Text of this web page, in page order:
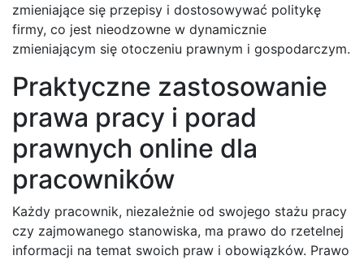
zmieniające się przepisy i dostosowywać politykę
firmy, co jest nieodzowne w dynamicznie
zmieniającym się otoczeniu prawnym i gospodarczym.
Praktyczne zastosowanie
prawa pracy i porad
prawnych online dla
pracowników
Każdy pracownik, niezależnie od swojego stażu pracy
czy zajmowanego stanowiska, ma prawo do rzetelnej
informacji na temat swoich praw i obowiązków. Prawo